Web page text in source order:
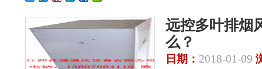
远控多叶排烟
么？
日期： 2018-01-09